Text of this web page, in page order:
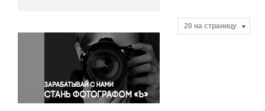
Окружающая среда
Политика
Правосудие
Происшествия и конфликты
Религия
20 на страницу